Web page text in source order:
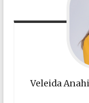
Veleida